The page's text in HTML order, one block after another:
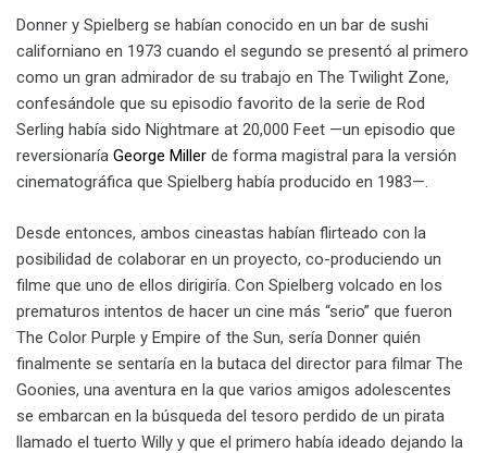
Donner y Spielberg se habían conocido en un bar de sushi
californiano en 1973 cuando el segundo se presentó al primero
como un gran admirador de su trabajo en The Twilight Zone,
confesándole que su episodio favorito de la serie de Rod
Serling había sido Nightmare at 20,000 Feet —un episodio que
reversionaría George Miller de forma magistral para la versión
cinematográfica que Spielberg había producido en 1983—.
Desde entonces, ambos cineastas habían flirteado con la
posibilidad de colaborar en un proyecto, co-produciendo un
filme que uno de ellos dirigiría. Con Spielberg volcado en los
prematuros intentos de hacer un cine más “serio” que fueron
The Color Purple y Empire of the Sun, sería Donner quién
finalmente se sentaría en la butaca del director para filmar The
Goonies, una aventura en la que varios amigos adolescentes
se embarcan en la búsqueda del tesoro perdido de un pirata
llamado el tuerto Willy y que el primero había ideado dejando la